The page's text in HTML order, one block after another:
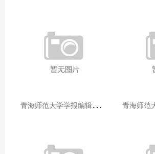
青
海师范大学学报编辑部赴大通县城关镇上毛佰胜村开展帮扶慰问活动